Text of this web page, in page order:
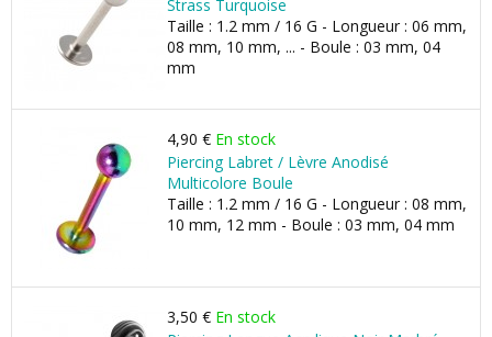
Strass Turquoise
Taille : 1.2 mm / 16 G - Longueur : 06 mm,
08 mm, 10 mm, ... - Boule : 03 mm, 04
mm
4,90 € En stock
Piercing Labret / Lèvre Anodisé
Multicolore Boule
Taille : 1.2 mm / 16 G - Longueur : 08 mm,
10 mm, 12 mm - Boule : 03 mm, 04 mm
3,50 € En stock